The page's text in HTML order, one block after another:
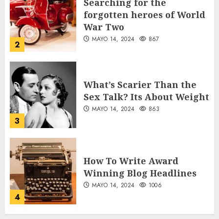
2
Searching for the
forgotten heroes of World
War Two
MAYO 14, 2024 867
3
What’s Scarier Than the
Sex Talk? Its About Weight
MAYO 14, 2024 863
4
How To Write Award
Winning Blog Headlines
MAYO 14, 2024 1006